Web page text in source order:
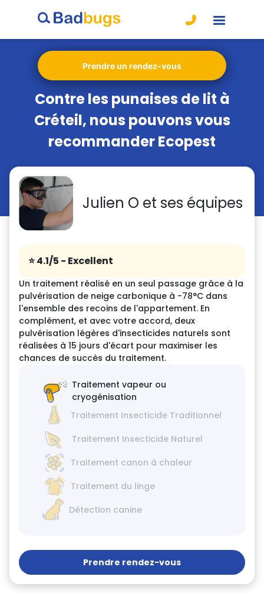
Prendre un rendez-vous
Contre les punaises de lit à
Créteil, nous pouvons vous
recommander Ecopest
Julien O et ses équipes
⭐️ 4.1/5 - Excellent
Un traitement réalisé en un seul passage grâce à la
pulvérisation de neige carbonique à -78°C dans
l'ensemble des recoins de l'appartement. En
complément, et avec votre accord, deux
pulvérisation légères d'insecticides naturels sont
réalisées à 15 jours d'écart pour maximiser les
chances de succès du traitement.
Traitement vapeur ou
cryogénisation
Traitement Insecticide Traditionnel
Traitement Insecticide Naturel
Traitement canon à chaleur
Traitement du linge
Détection canine
Prendre rendez-vous